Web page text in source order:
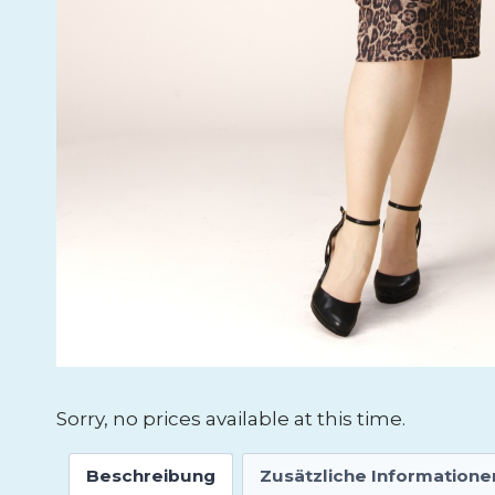
Sorry, no prices available at this time.
Beschreibung Zusätzliche